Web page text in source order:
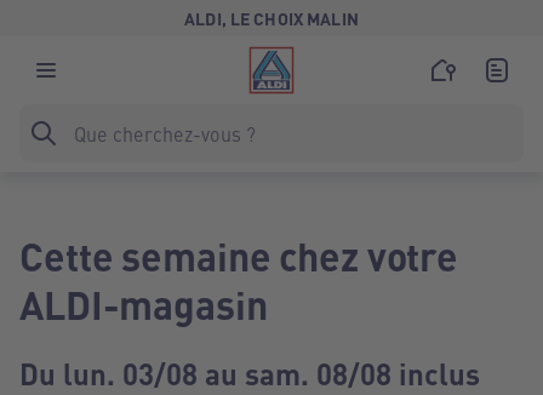
ALDI, LE CHOIX MALIN
Cette semaine chez votre
ALDI-magasin
Du lun. 03/08 au sam. 08/08 inclus